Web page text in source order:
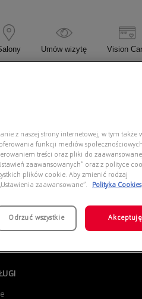
Umów wizytę Vision
z naszej strony internetowej, w tym także
funkcji mediów
treści oraz pliki do
zaawansowanych” oraz z polityce
plików cookie. Aby zmienić rodzaj
zaawansowane”.
Polityka Cookies
Odrzuć wszystkie Akceptuję